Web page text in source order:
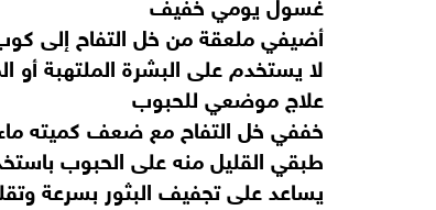
أضيفي ملعقة من خل التفاح إلى
لا يستخدم على البشرة الملتهبة
علاج موضعي للحبوب
خففي خل التفاح مع ضعف كميته
طبقي القليل منه على الحبوب
يساعد على تجفيف البثور بسرعة